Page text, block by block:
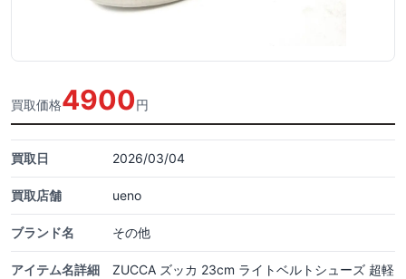
買取価格4900円
買取日 2026/03/04
買取店舗 ueno
ブランド名 その他
アイテム名詳細
ZUCCA ズッカ 23cm ライトベルトシューズ 超軽